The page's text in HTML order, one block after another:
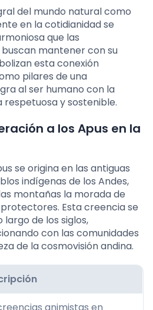
del mundo natural como
en la cotidianidad se
que las
mantener con su
esta conexión
pilares de una
al ser humano con la
y sostenible.
a los Apus en la
se origina en las antiguas
indígenas de los Andes,
montañas la morada de
Esta creencia se
de los siglos,
con las comunidades
de la cosmovisión andina.
animistas en